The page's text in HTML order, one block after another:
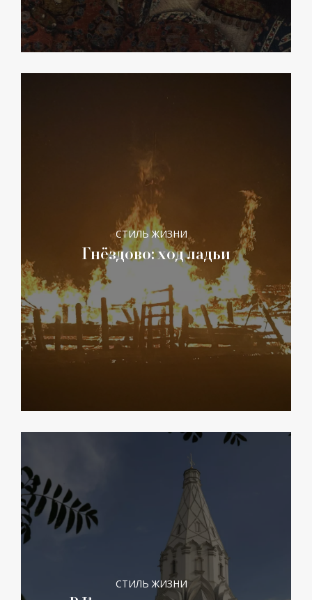
СТИЛЬ ЖИЗНИ
Гнёздово: ход ладьи
СТИЛЬ ЖИЗНИ